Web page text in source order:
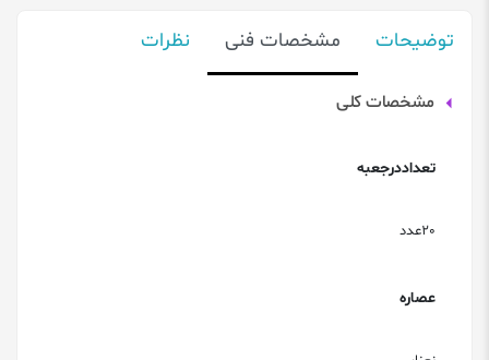
توضیحات مشخصات فنی نظرات
مشخصات کلی
تعداددرجعبه
20عدد
عصاره